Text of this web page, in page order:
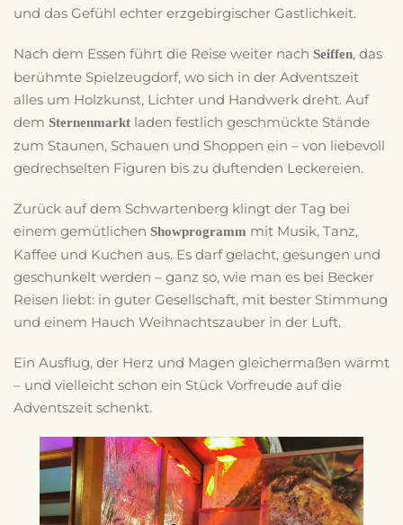
und das Gefühl echter erzgebirgischer Gastlichkeit.
Nach dem Essen führt die Reise weiter nach Seiffen, das
berühmte Spielzeugdorf, wo sich in der Adventszeit
alles um Holzkunst, Lichter und Handwerk dreht. Auf
dem Sternenmarkt laden festlich geschmückte Stände
zum Staunen, Schauen und Shoppen ein – von liebevoll
gedrechselten Figuren bis zu duftenden Leckereien.
Zurück auf dem Schwartenberg klingt der Tag bei
einem gemütlichen Showprogramm mit Musik, Tanz,
Kaffee und Kuchen aus. Es darf gelacht, gesungen und
geschunkelt werden – ganz so, wie man es bei Becker
Reisen liebt: in guter Gesellschaft, mit bester Stimmung
und einem Hauch Weihnachtszauber in der Luft.
Ein Ausflug, der Herz und Magen gleichermaßen wärmt
– und vielleicht schon ein Stück Vorfreude auf die
Adventszeit schenkt.